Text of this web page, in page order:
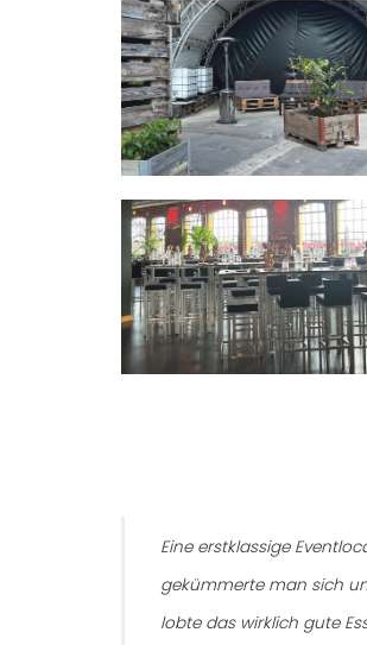
Eine erstklassige
gekümmerte man sich
lobte das wirklich gute